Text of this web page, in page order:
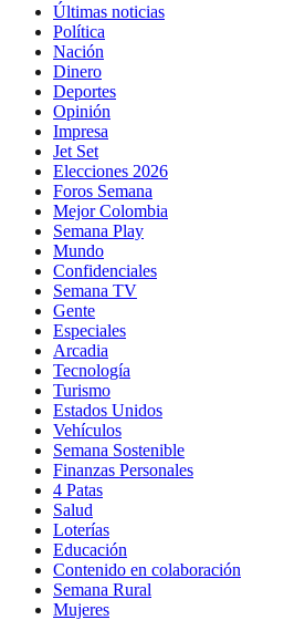
Últimas noticias
Política
Nación
Dinero
Deportes
Opinión
Impresa
Jet Set
Elecciones 2026
Foros Semana
Mejor Colombia
Semana Play
Mundo
Confidenciales
Semana TV
Gente
Especiales
Arcadia
Tecnología
Turismo
Estados Unidos
Vehículos
Semana Sostenible
Finanzas Personales
4 Patas
Salud
Loterías
Educación
Contenido en colaboración
Semana Rural
Mujeres